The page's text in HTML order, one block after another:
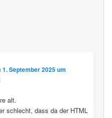
1. September 2025 um
alt.
schlecht, dass da der HTML